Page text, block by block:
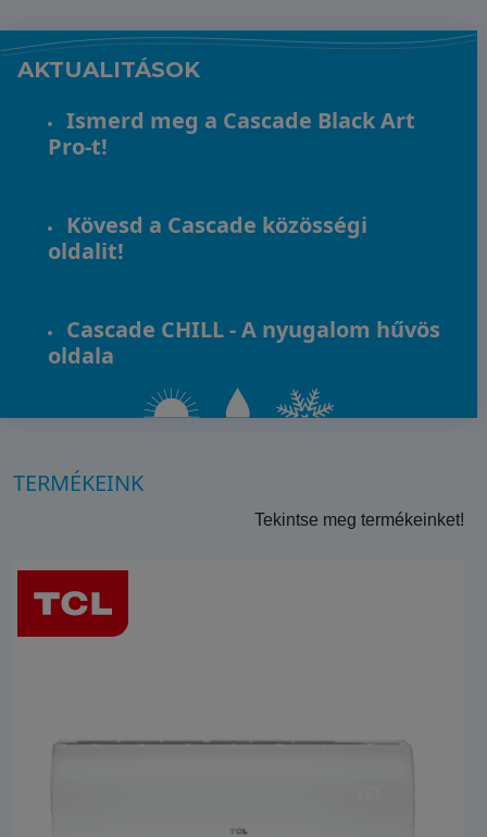
AKTUALITÁSOK
Ismerd meg a Cascade Black Art
Pro-t!
Kövesd a Cascade közösségi
oldalit!
Cascade CHILL - A nyugalom hűvös
oldala
TERMÉKEINK
Tekintse meg termékeinket!